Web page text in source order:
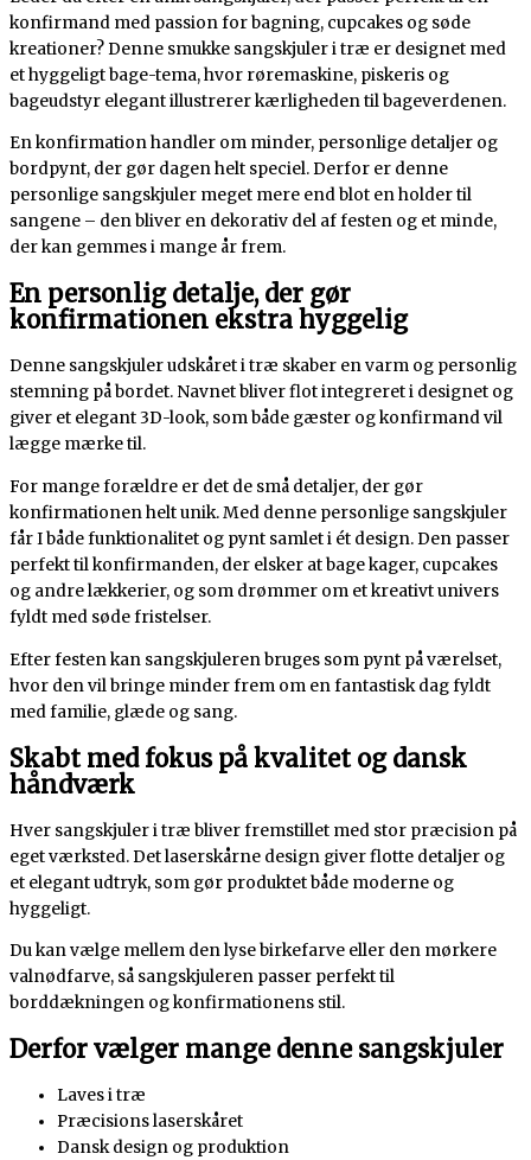
konfirmand med passion for bagning, cupcakes og søde
kreationer? Denne smukke sangskjuler i træ er designet med
et hyggeligt bage-tema, hvor røremaskine, piskeris og
bageudstyr elegant illustrerer kærligheden til bageverdenen.
En konfirmation handler om minder, personlige detaljer og
bordpynt, der gør dagen helt speciel. Derfor er denne
personlige sangskjuler meget mere end blot en holder til
sangene – den bliver en dekorativ del af festen og et minde,
der kan gemmes i mange år frem.
En personlig detalje, der gør
konfirmationen ekstra hyggelig
Denne sangskjuler udskåret i træ skaber en varm og personlig
stemning på bordet. Navnet bliver flot integreret i designet og
giver et elegant 3D-look, som både gæster og konfirmand vil
lægge mærke til.
For mange forældre er det de små detaljer, der gør
konfirmationen helt unik. Med denne personlige sangskjuler
får I både funktionalitet og pynt samlet i ét design. Den passer
perfekt til konfirmanden, der elsker at bage kager, cupcakes
og andre lækkerier, og som drømmer om et kreativt univers
fyldt med søde fristelser.
Efter festen kan sangskjuleren bruges som pynt på værelset,
hvor den vil bringe minder frem om en fantastisk dag fyldt
med familie, glæde og sang.
Skabt med fokus på kvalitet og dansk
håndværk
Hver sangskjuler i træ bliver fremstillet med stor præcision på
eget værksted. Det laserskårne design giver flotte detaljer og
et elegant udtryk, som gør produktet både moderne og
hyggeligt.
Du kan vælge mellem den lyse birkefarve eller den mørkere
valnødfarve, så sangskjuleren passer perfekt til
borddækningen og konfirmationens stil.
Derfor vælger mange denne sangskjuler
Laves i træ
Præcisions laserskåret
Dansk design og produktion